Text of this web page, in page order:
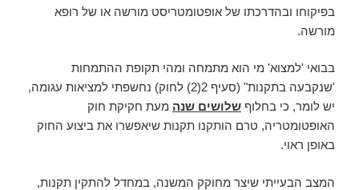
בפיקוחו ובהדרכתו של אופטומטריסט מורשה או של רופא
מורשה.
בבואי 'למצוא' מי הוא מתמחה ומהי תקופת ההתמחות
'שנקבעה בתקנות" (סעיף 2(2) לחוק) נחשפתי למציאות עגומה,
יש לומר, כי בחלוף שלושים שנה מעת חקיקת חוק
האופטומטריה, טרם הותקנו תקנות שיאפשרו את ביצוע החוק
באופן ראוי.
המצב הבעייתי שיצר מחוקק המשנה, במחדל להתקין תקנות,